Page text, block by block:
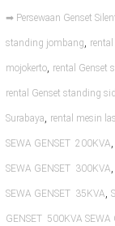
➡ Persewaan Genset
standing jombang,
mojokerto, rental Genset
rental Genset standing
Surabaya, rental mesin las
SEWA GENSET 200KVA,
SEWA GENSET 300KVA,
SEWA GENSET 35KVA,
GENSET 500KVA